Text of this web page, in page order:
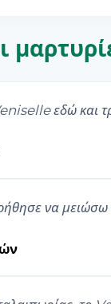
εδώ και
να μειώσω